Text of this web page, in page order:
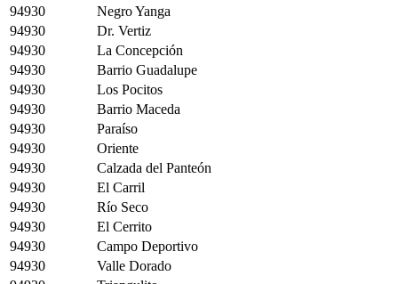
94930
Negro Yanga
94930
Dr. Vertiz
94930
La Concepción
94930
Barrio Guadalupe
94930
Los Pocitos
94930
Barrio Maceda
94930
Paraíso
94930
Oriente
94930
Calzada del Panteón
94930
El Carril
94930
Río Seco
94930
El Cerrito
94930
Campo Deportivo
94930
Valle Dorado